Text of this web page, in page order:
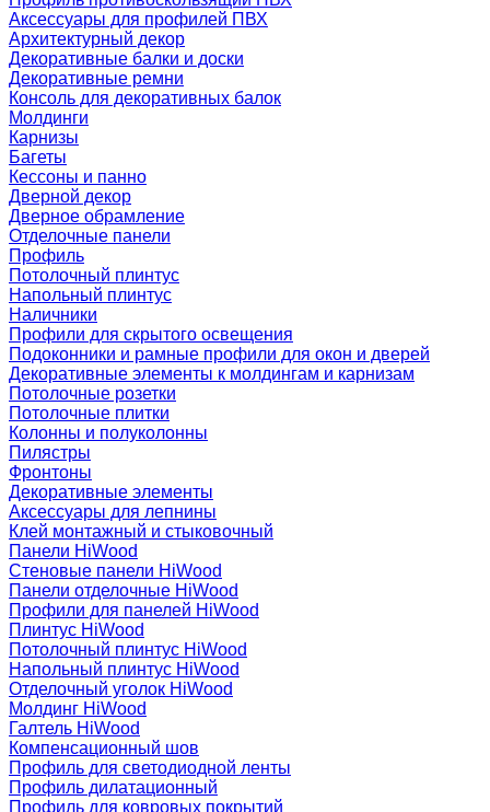
Аксессуары для профилей ПВХ
Архитектурный декор
Декоративные балки и доски
Декоративные ремни
Консоль для декоративных балок
Молдинги
Карнизы
Багеты
Кессоны и панно
Дверной декор
Дверное обрамление
Отделочные панели
Профиль
Потолочный плинтус
Напольный плинтус
Наличники
Профили для скрытого освещения
Подоконники и рамные профили для окон и дверей
Декоративные элементы к молдингам и карнизам
Потолочные розетки
Потолочные плитки
Колонны и полуколонны
Пилястры
Фронтоны
Декоративные элементы
Аксессуары для лепнины
Клей монтажный и стыковочный
Панели HiWood
Стеновые панели HiWood
Панели отделочные HiWood
Профили для панелей HiWood
Плинтус HiWood
Потолочный плинтус HiWood
Напольный плинтус HiWood
Отделочный уголок HiWood
Молдинг HiWood
Галтель HiWood
Компенсационный шов
Профиль для светодиодной ленты
Профиль дилатационный
Профиль для ковровых покрытий